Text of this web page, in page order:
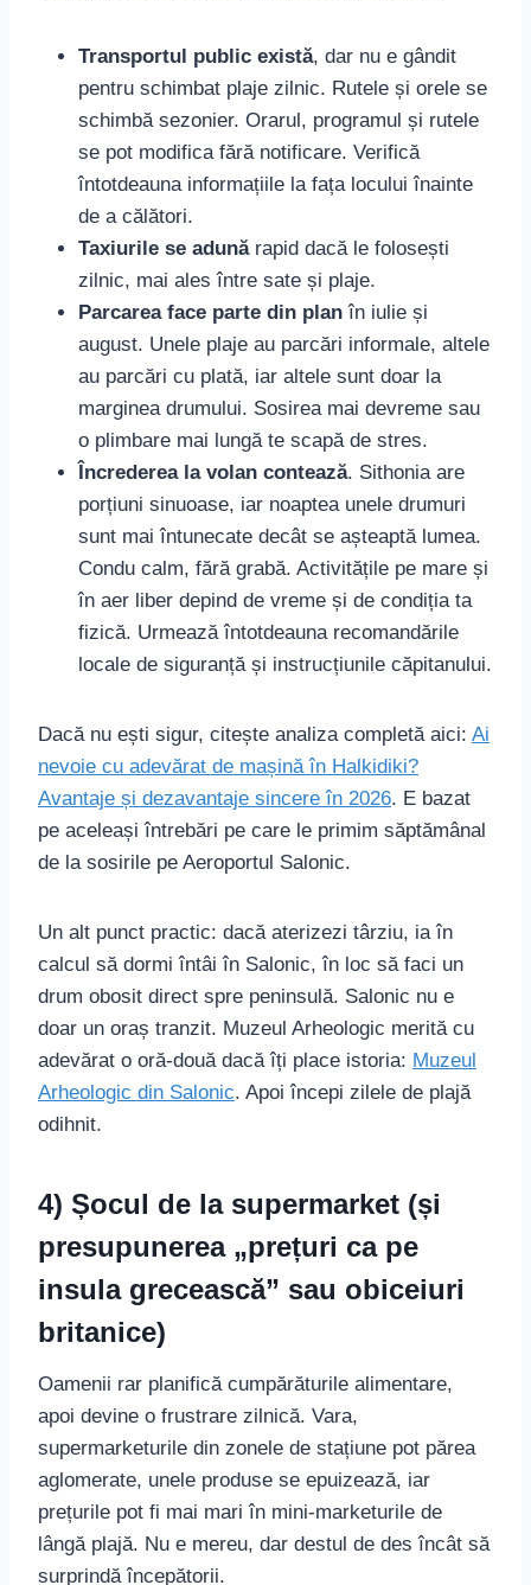
Transportul public există, dar nu e gândit
pentru schimbat plaje zilnic. Rutele și orele se
schimbă sezonier. Orarul, programul și rutele
se pot modifica fără notificare. Verifică
întotdeauna informațiile la fața locului înainte
de a călători.
Taxiurile se adunărapid dacă le folosești
zilnic, mai ales între sate și plaje.
Parcarea face parte din plan în iulie și
august. Unele plaje au parcări informale, altele
au parcări cu plată, iar altele sunt doar la
marginea drumului. Sosirea mai devreme sau
o plimbare mai lungă te scapă de stres.
Încrederea la volan contează. Sithonia are
porțiuni sinuoase, iar noaptea unele drumuri
sunt mai întunecate decât se așteaptă lumea.
Condu calm, fără grabă. Activitățile pe mare și
în aer liber depind de vreme și de condiția ta
fizică. Urmează întotdeauna recomandările
locale de siguranță și instrucțiunile căpitanului.
Dacă nu ești sigur, citește analiza completă aici: Ai
nevoie cu adevărat de mașină în Halkidiki?
Avantaje și dezavantaje sincere în 2026. E bazat
pe aceleași întrebări pe care le primim săptămânal
de la sosirile pe Aeroportul Salonic.
Un alt punct practic: dacă aterizezi târziu, ia în
calcul să dormi întâi în Salonic, în loc să faci un
drum obosit direct spre peninsulă. Salonic nu e
doar un oraș tranzit. Muzeul Arheologic merită cu
adevărat o oră-două dacă îți place istoria: Muzeul
Arheologic din Salonic. Apoi începi zilele de plajă
odihnit.
4) Șocul de la supermarket (și
presupunerea „prețuri ca pe
insula grecească” sau obiceiuri
britanice)
Oamenii rar planifică cumpărăturile alimentare,
apoi devine o frustrare zilnică. Vara,
supermarketurile din zonele de stațiune pot părea
aglomerate, unele produse se epuizează, iar
prețurile pot fi mai mari în mini-marketurile de
lângă plajă. Nu e mereu, dar destul de des încât să
surprindă începătorii.